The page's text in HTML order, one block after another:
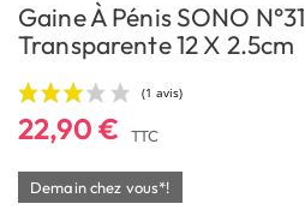
Gaine À Pénis SONO N°31
Transparente 12 X 2.5cm
22,90 € TTC
Demain chez vous*!